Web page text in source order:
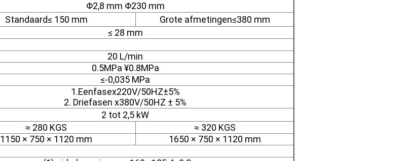
Φ2,8 mm Φ230 mm
Standaard≤ 150 mm
Grote afmetingen≤380 mm
≤ 28 mm
20 L/min
0.5MPa ¥0.8MPa
≤-0,035 MPa
1.Eenfasex220V/50HZ±5%
2. Driefasen x380V/50HZ ± 5%
2 tot 2,5 kW
≈ 280 KGS
≈ 320 KGS
1150 × 750 × 1120 mm
1650 × 750 × 1120 mm